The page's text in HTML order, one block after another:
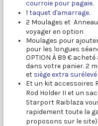
courroie pour pagaie.
1 taquet d'amarrage.
2 Moulages et
voyager en option
Moulages pour
pour les longues
OPTION À 89 €
dans votre panier. 2
et siège extra surélevé
Et un kit accessoires
Rod Holder II et un
Starport Raiblaza
rapidement toute la
proposons sur le site)